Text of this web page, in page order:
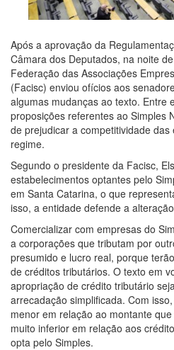
Após a aprovação da
Câmara dos Deputados, na noite
Federação das Associações
(Facisc) enviou ofícios aos
algumas mudanças ao texto. Entre
proposições referentes ao Simples
de prejudicar a competitividade
regime.
Segundo o presidente da Facisc,
estabelecimentos optantes pelo
em Santa Catarina, o que
isso, a entidade defende a
Comercializar com empresas do
a corporações que tributam por
presumido e lucro real, porque
de créditos tributários. O texto em
apropriação de crédito tributário
arrecadação simplificada. Com
menor em relação ao montante
muito inferior em relação aos
opta pelo Simples.